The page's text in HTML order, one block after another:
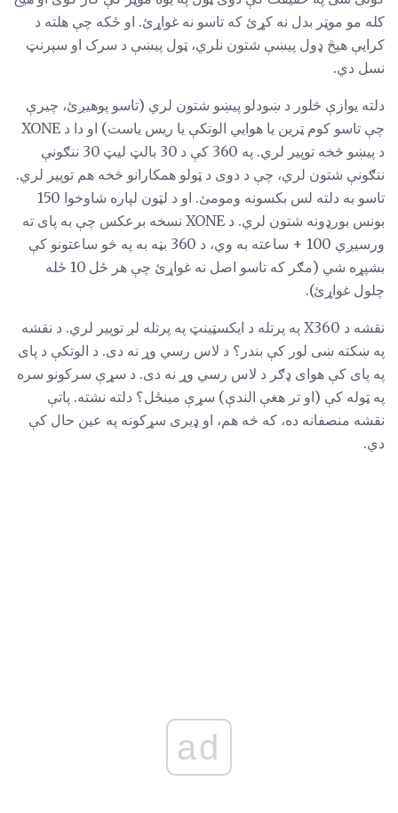
کله مو موټر بدل نه کړئ که تاسو نه غواړئ. او ځکه چې هلته د
کرایې هیڅ ډول پیښې شتون نلري، ټول پیښې د سرک او سپرنټ
نسل دي.
دلته یوازې څلور د ښودلو پیښو شتون لري (تاسو پوهیږئ، چیرې
چې تاسو کوم ټرین یا هوایي الوتکې یا ریس یاست) او دا د XONE
د پیښو څخه توپیر لري. په 360 کې د 30 بالټ لیټ 30 ننګونې
ننګونې شتون لري، چې د دوی د ټولو همکارانو څخه هم توپیر لري.
تاسو به دلته لس بکسونه ومومئ. او د لټون لپاره شاوخوا 150
بونس بورډونه شتون لري. د XONE نسخه برعکس چې به پای ته
ورسیږي 100 + ساعته به وي، د 360 بڼه به په څو ساعتونو کې
بشپړه شي (مګر که تاسو اصل نه غواړئ چې هر ځل 10 ځله
چلول غواړئ).
نقشه د X360 په پرتله د ایکسټینټ په پرتله لږ توپیر لري. د نقشه
په ښکته ښی لور کې بندر؟ د لاس رسي وړ نه دی. د الوتکې د پای
په پای کې هوای ډګر د لاس رسي وړ نه دی. د سړې سرکونو سره
په ټوله کې (او تر هغې الندې) سړې مینځل؟ دلته نشته. پاتې
نقشه منصفانه ده، که څه هم، او ډیری سړکونه په عین حال کې
دي.
ad